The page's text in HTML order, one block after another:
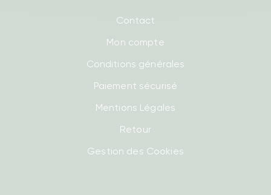
Contact
Mon compte
Conditions générales
Paiement sécurisé
Mentions Légales
Retour
Gestion des Cookies